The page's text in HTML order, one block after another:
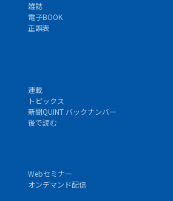
雑誌
電子BOOK
正誤表
連載
トピックス
新聞QUINT バックナンバー
後で読む
Webセミナー
オンデマンド配信